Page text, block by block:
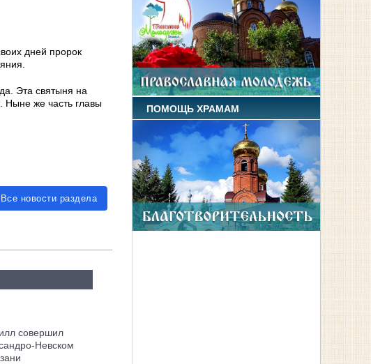
дней пророк
Эта святыня на
Ныне же часть главы
Все новости раздела
совершил
Невском
ПОМОЩЬ ХРАМАМ